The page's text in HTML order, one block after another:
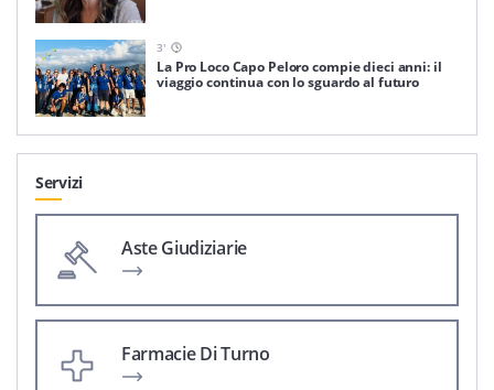
3'
La Pro Loco Capo Peloro compie dieci anni: il
viaggio continua con lo sguardo al futuro
Servizi
Aste Giudiziarie
Farmacie Di Turno